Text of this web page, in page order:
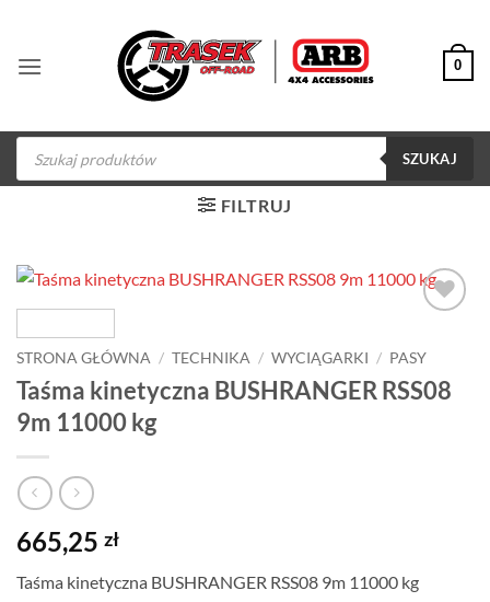
zawartości
0
Wyszukiwarka
produktów
SZUKAJ
FILTRUJ
obserwowanych
STRONA GŁÓWNA / TECHNIKA / WYCIĄGARKI / PASY
Taśma kinetyczna BUSHRANGER RSS08
9m 11000 kg
665,25 zł
Taśma kinetyczna BUSHRANGER RSS08 9m 11000 kg